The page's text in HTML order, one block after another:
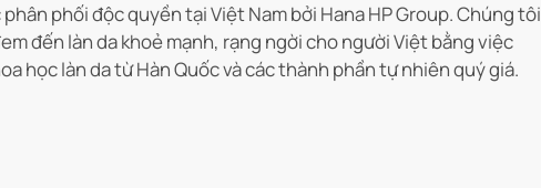
phối độc quyền tại Việt Nam bởi Hana HP Group. Chúng tôi
đến làn da khoẻ mạnh, rạng ngời cho người Việt bằng việc
học làn da từ Hàn Quốc và các thành phần tự nhiên quý giá.